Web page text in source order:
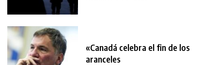
«Canadá celebra el fin de los
aranceles